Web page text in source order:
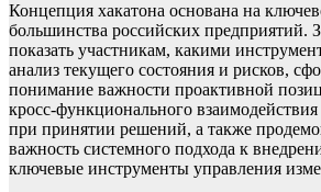
Концепция хакатона основана на
большинства российских предприятий.
показать участникам, какими
анализ текущего состояния и рисков,
понимание важности проактивной
кросс-функционального
при принятии решений, а также
важность системного подхода к
ключевые инструменты управления